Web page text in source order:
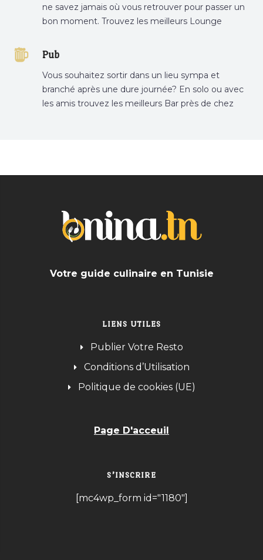
ne savez jamais où vous retrouver pour passer un
bon moment. Trouvez les meilleurs Lounge
Pub
Vous souhaitez sortir dans un lieu sympa et
branché après une dure journée? En solo ou avec
les amis trouvez les meilleurs Bar près de chez
Votre guide culinaire en Tunisie
LIENS UTILES
Publier Votre Resto
Conditions d’Utilisation
Politique de cookies (UE)
Page D'acceuil
S’INSCRIRE
[mc4wp_form id="1180"]